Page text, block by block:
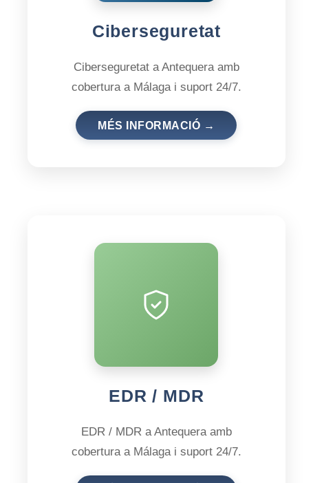
Ciberseguretat
Ciberseguretat a Antequera amb
cobertura a Málaga i suport 24/7.
MÉS INFORMACIÓ →
EDR / MDR
EDR / MDR a Antequera amb
cobertura a Málaga i suport 24/7.